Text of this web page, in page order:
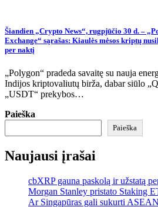
Šiandien „Crypto News“, rugpjūčio 30 d. –
Exchange“ sąrašas: Kiaulės mėsos kriptų
per naktį
„Polygon“ pradeda savaitę su nauja
Indijos kriptovaliutų birža, dabar siūlo
„USDT“ prekybos…
Paieška
Paieška
Naujausi įrašai
cbXRP gauna paskolą ir užstatą
Morgan Stanley pristato Staking
Ar Singapūras gali sukurti